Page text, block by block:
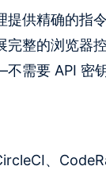
供精确的指
完整的浏览器
需要 API 密
、